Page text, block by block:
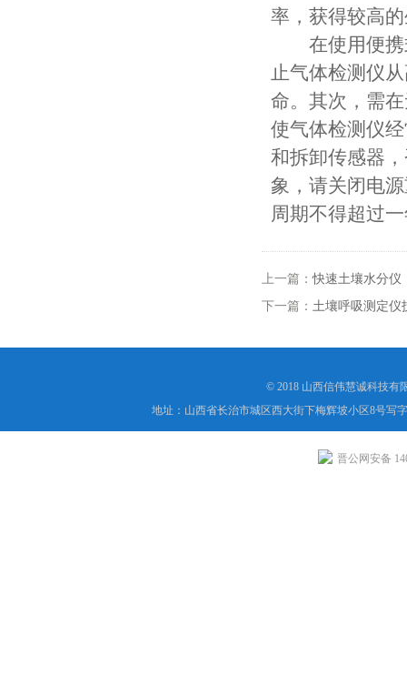
率，获得较高
在使用便携式
止气体检测仪
命。其次，需
使气体检测仪
和拆卸传感器
象，请关闭电
周期不得超过
上一篇：快速土壤水分仪
下一篇： 土壤呼吸测定仪
© 2018 山西信伟慧诚科技有
地址：山西省长治市城区西大街下梅辉坡小区8号写
晋公网安备